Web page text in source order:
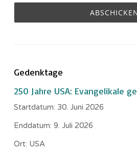
Gedenktage
250 Jahre USA: Evangelikale
Startdatum: 30. Juni 2026
Enddatum: 9. Juli 2026
Ort: USA